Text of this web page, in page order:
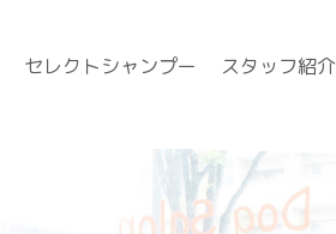
セレクトシャンプー スタッフ紹介